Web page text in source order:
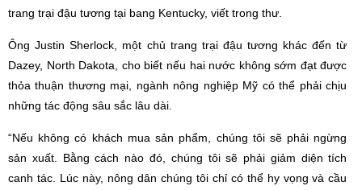
trang trại đậu tương tại bang Kentucky, viết trong thư.
Ông Justin Sherlock, một chủ trang trại đậu tương khác đến từ
Dazey, North Dakota, cho biết nếu hai nước không sớm đạt được
thỏa thuận thương mại, ngành nông nghiệp Mỹ có thể phải chịu
những tác động sâu sắc lâu dài.
“Nếu không có khách mua sản phẩm, chúng tôi sẽ phải ngừng
sản xuất. Bằng cách nào đó, chúng tôi sẽ phải giảm diện tích
canh tác. Lúc này, nông dân chúng tôi chỉ có thể hy vọng và cầu